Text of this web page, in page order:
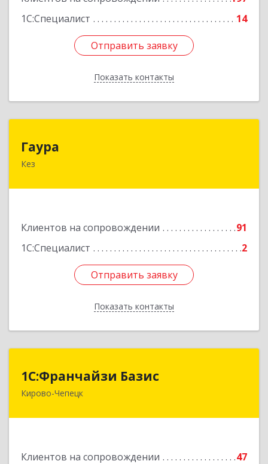
1С:Специалист
14
Отправить заявку
Показать контакты
Отправить заявку
Назад
Гаура
Кез
Клиентов на сопровождении
91
1С:Специалист
2
Отправить заявку
Показать контакты
Отправить заявку
Назад
1С:Франчайзи Базис
Кирово-Чепецк
Клиентов на сопровождении 47
613044, Кировская обл, город Кирово-Чепецк
Подробнее